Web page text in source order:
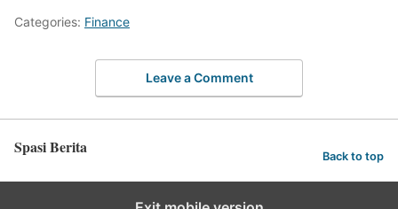
Categories: Finance
Leave a Comment
Spasi Berita Back to top